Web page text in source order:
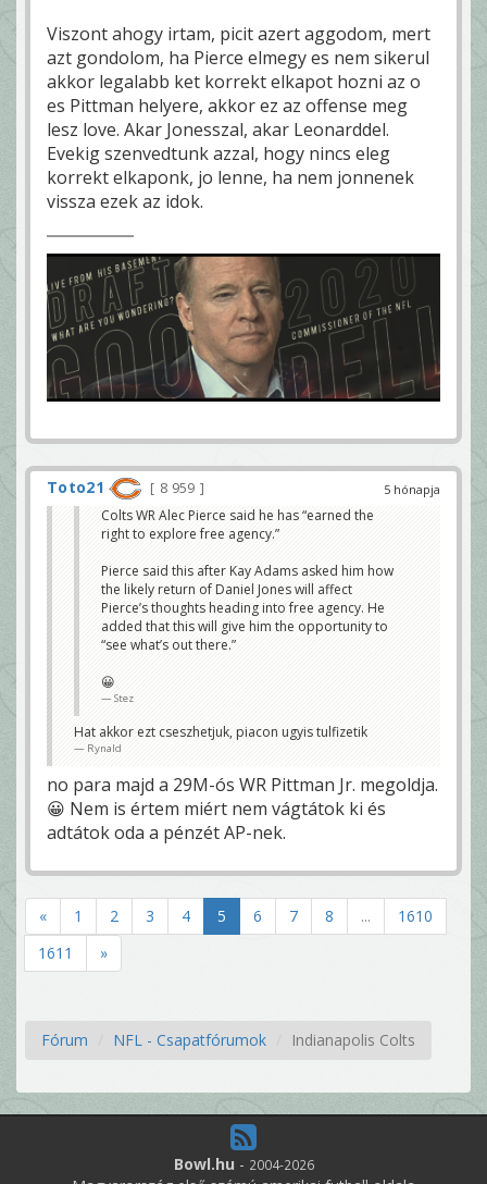
Viszont ahogy irtam, picit azert aggodom, mert
azt gondolom, ha Pierce elmegy es nem sikerul
akkor legalabb ket korrekt elkapot hozni az o
es Pittman helyere, akkor ez az offense meg
lesz love. Akar Jonesszal, akar Leonarddel.
Evekig szenvedtunk azzal, hogy nincs eleg
korrekt elkaponk, jo lenne, ha nem jonnenek
vissza ezek az idok.
5 hónapja
Toto21
8 959
Colts WR Alec Pierce said he has “earned the
right to explore free agency.”
Pierce said this after Kay Adams asked him how
the likely return of Daniel Jones will affect
Pierce’s thoughts heading into free agency. He
added that this will give him the opportunity to
“see what’s out there.”
😀
Stez
Hat akkor ezt cseszhetjuk, piacon ugyis tulfizetik
Rynald
no para majd a 29M-ós WR Pittman Jr. megoldja.
😀 Nem is értem miért nem vágtátok ki és
adtátok oda a pénzét AP-nek.
« 1 2 3 4 5 6 7 8 ...
1610
1611
»
Fórum NFL - Csapatfórumok Indianapolis Colts
Bowl.hu - 2004-2026